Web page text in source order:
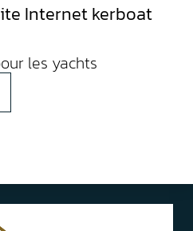
Internet kerboat
les yachts